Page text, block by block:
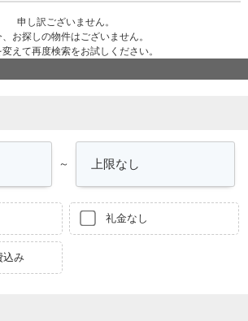
申し訳ございません。
、お探しの物件はございません。
えて再度検索をお試しください。
～
礼金なし
込み